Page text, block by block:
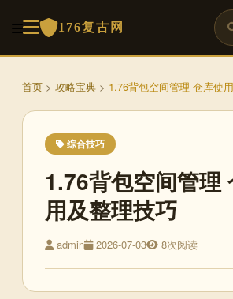
176复古网
首页 > 攻略宝典 > 1.76背包空间管理 仓库使
综合技巧
1.76背包空间管理
用及整理技巧
admin 2026-07-03 8次阅读